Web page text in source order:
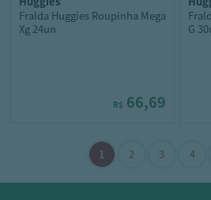
Fralda Huggies Roupinha Mega
Xg 24un
R$ 66,69
G